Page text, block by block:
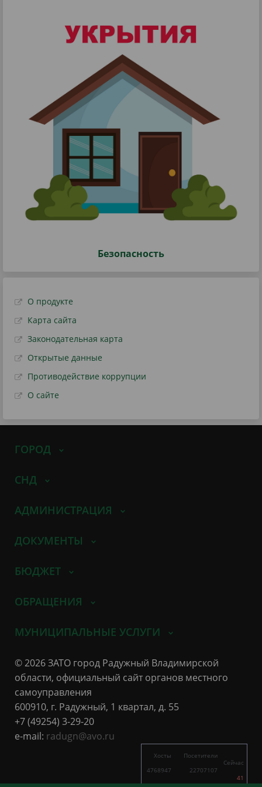
Безопасность
О продукте
Карта сайта
Законодательная карта
Открытые данные
Противодействие коррупции
О сайте
ГОРОД
СНД
АДМИНИСТРАЦИЯ
ДОКУМЕНТЫ
БЮДЖЕТ
ОБРАЩЕНИЯ
МУНИЦИПАЛЬНЫЕ УСЛУГИ
© 2026 ЗАТО город Радужный Владимирской
области, официальный сайт органов местного
самоуправления
600910, г. Радужный, 1 квартал, д. 55
+7 (49254) 3-29-20
e-mail: radugn@avo.ru
Хосты
4768947
1222
Посетители
22707107
2254
Сейчас
41